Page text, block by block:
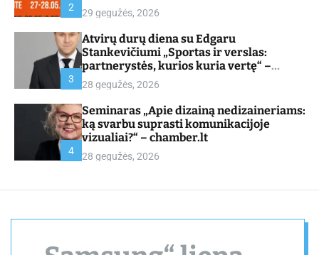
2 29 gegužės, 2026
3
Atvirų durų diena su Edgaru
Stankevičiumi „Sportas ir verslas:
partnerystės, kurios kuria vertę“ –
chamber.lt
28 gegužės, 2026
4
Seminaras „Apie dizainą nedizaineriams:
ką svarbu suprasti komunikacijoje
vizualiai?“ – chamber.lt
28 gegužės, 2026